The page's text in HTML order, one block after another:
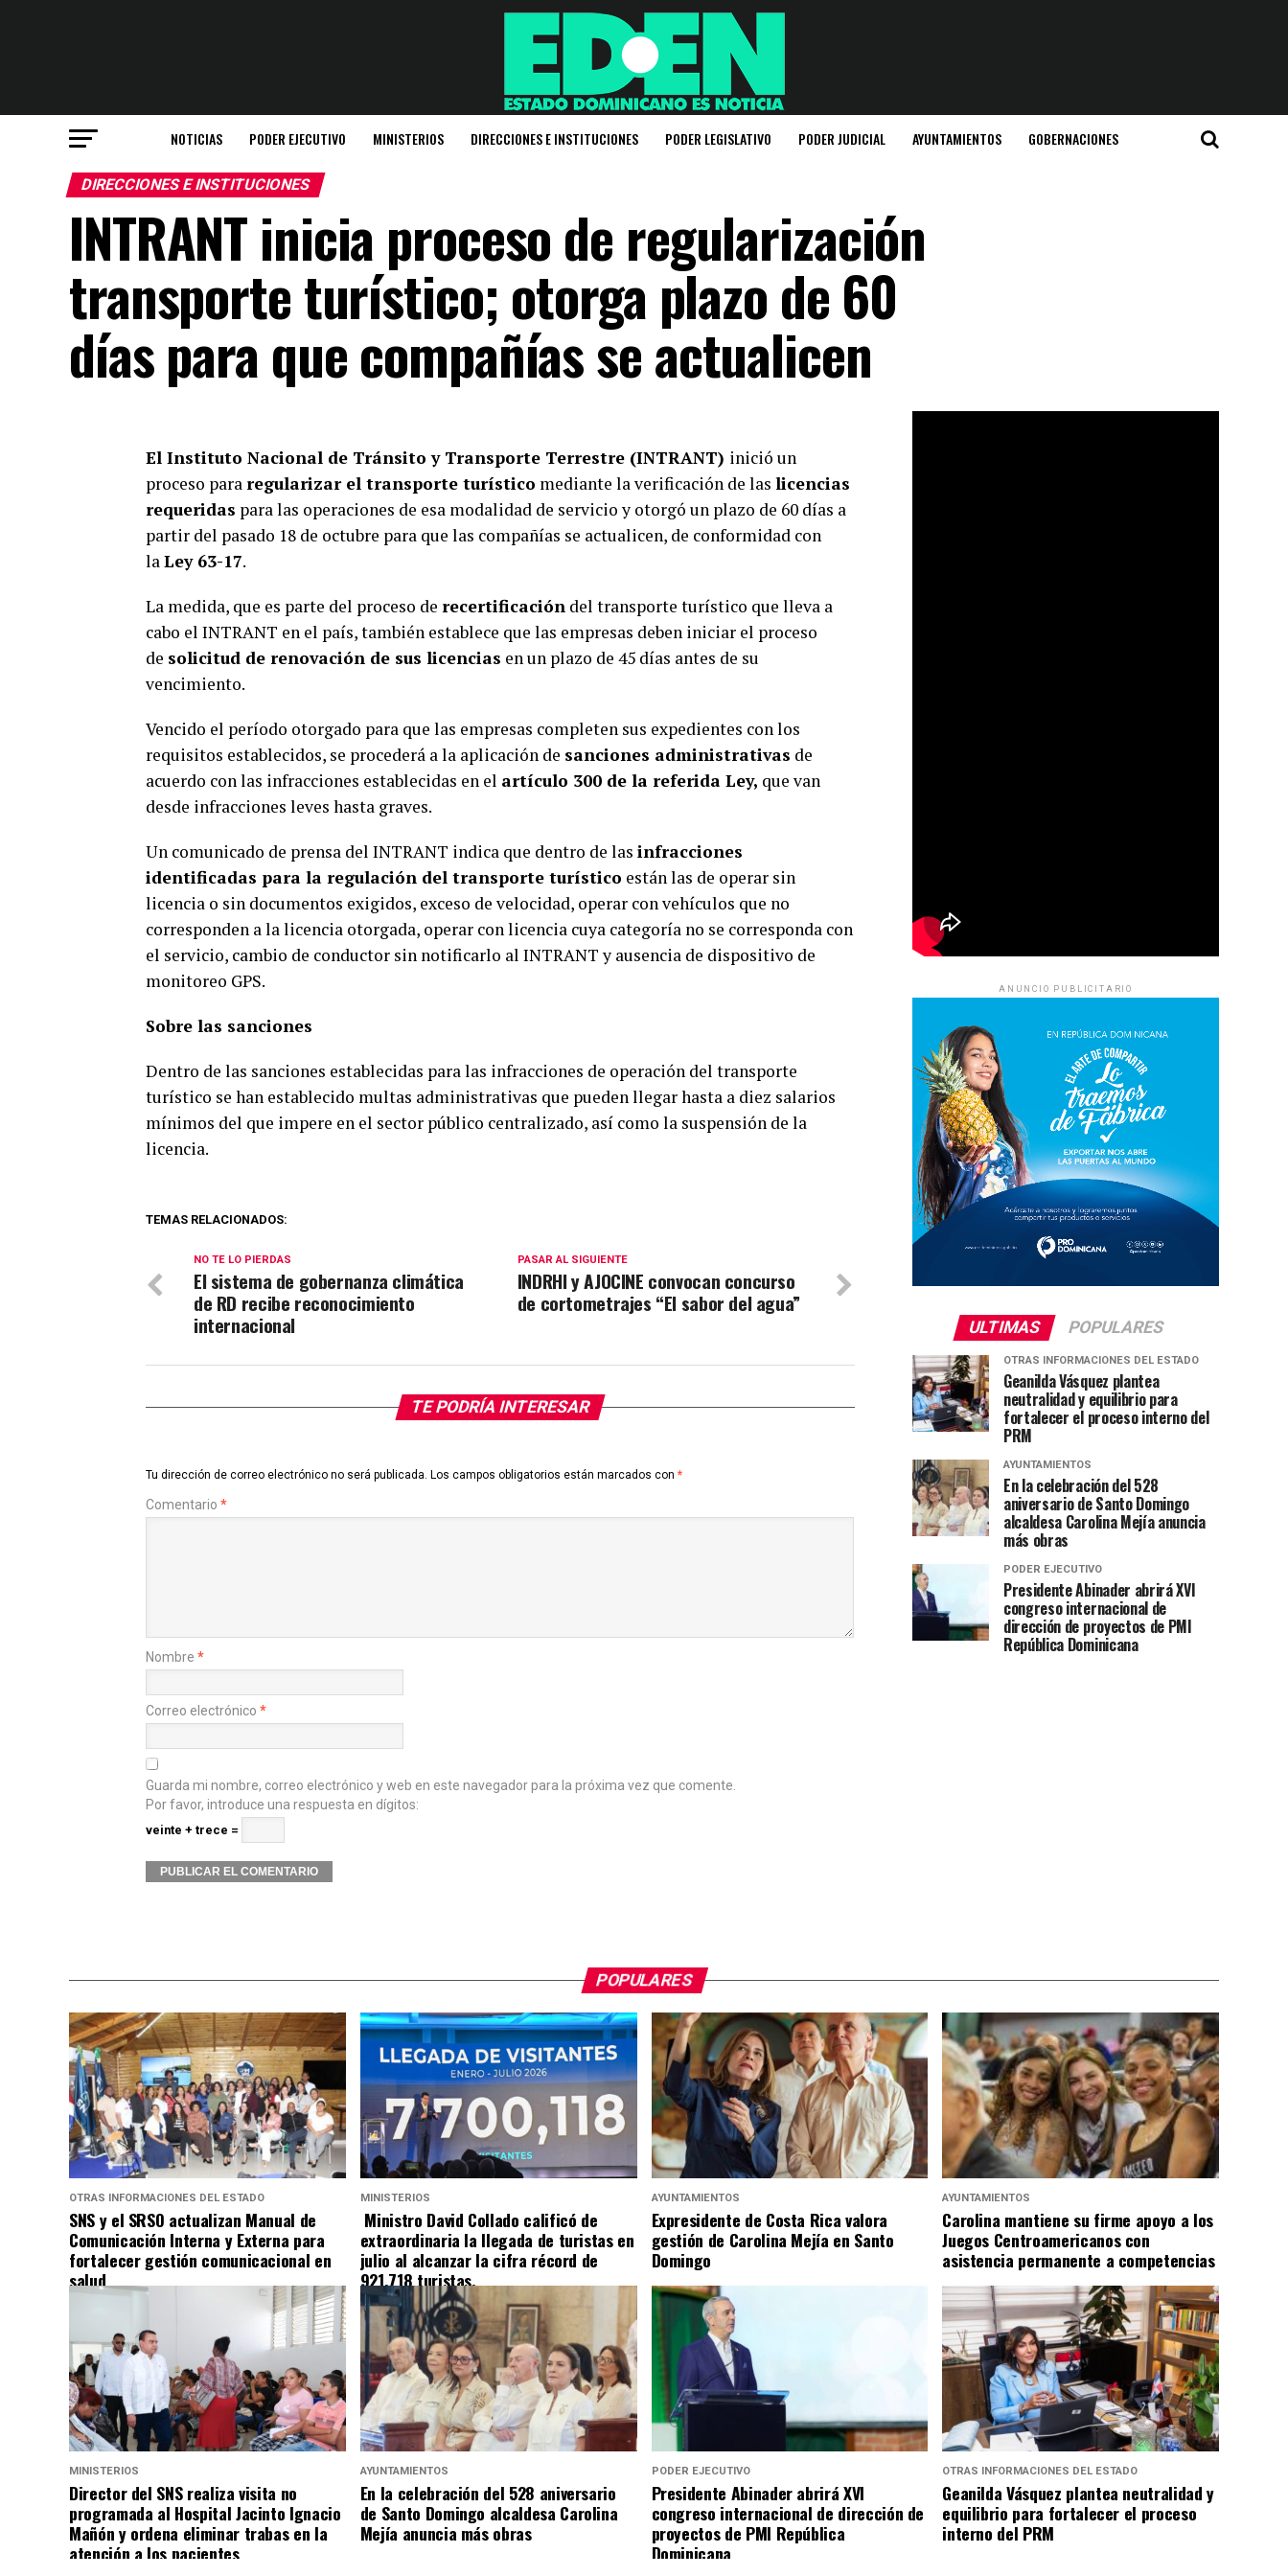
NOTICIAS PODER EJECUTIVO MINISTERIOS DIRECCIONES E INSTITUCIONES PODER LEGISLATIVO PODER JUDICIAL AYUNTAMIENTOS GOBERNACIONES
DIRECCIONES E INSTITUCIONES
INTRANT inicia proceso de regularización
transporte turístico; otorga plazo de 60
días para que compañías se actualicen
El Instituto Nacional de Tránsito y Transporte Terrestre (INTRANT) inició un
proceso pararegularizar el transporte turístico mediante la verificación de las licencias
requeridas para las operaciones de esa modalidad de servicio y otorgó un plazo de 60 días a
partir del pasado 18 de octubre para que las compañías se actualicen, de conformidad con
laLey 63-17.
La medida, que es parte del proceso de recertificación del transporte turístico que lleva a
cabo el INTRANT en el país, también establece que las empresas deben iniciar el proceso
de solicitud de renovación de sus licencias en un plazo de 45 días antes de su
vencimiento.
Vencido el período otorgado para que las empresas completen sus expedientes con los
requisitos establecidos, se procederá a la aplicación de sanciones administrativas de
acuerdo con las infracciones establecidas en el artículo 300 de la referida Ley, que van
desde infracciones leves hasta graves.
Un comunicado de prensa del INTRANT indica que dentro de las infracciones
identificadas para la regulación del transporte turístico están las de operar sin
licencia o sin documentos exigidos, exceso de velocidad, operar con vehículos que no
corresponden a la licencia otorgada, operar con licencia cuya categoría no se corresponda con
el servicio, cambio de conductor sin notificarlo al INTRANT y ausencia de dispositivo de
monitoreo GPS.
Sobre las sanciones
Dentro de las sanciones establecidas para las infracciones de operación del transporte
turístico se han establecido multas administrativas que pueden llegar hasta a diez salarios
mínimos del que impere en el sector público centralizado, así como la suspensión de la
licencia.
TEMAS RELACIONADOS:
PASAR AL SIGUIENTE
INDRHI y AJOCINE convocan concurso
de cortometrajes “El sabor del agua”
NO TE LO PIERDAS
El sistema de gobernanza climática
de RD recibe reconocimiento
internacional
TE PODRÍA INTERESAR
Tu dirección de correo electrónico no será publicada. Los campos obligatorios están marcados con *
Comentario *
Nombre *
Correo electrónico *
Guarda mi nombre, correo electrónico y web en este navegador para la próxima vez que comente.
Por favor, introduce una respuesta en dígitos:
veinte + trece =
ANUNCIO PUBLICITARIO
ULTIMAS POPULARES
OTRAS INFORMACIONES DEL ESTADO
Geanilda Vásquez plantea
neutralidad y equilibrio para
fortalecer el proceso interno del
PRM
AYUNTAMIENTOS
En la celebración del 528
aniversario de Santo Domingo
alcaldesa Carolina Mejía anuncia
más obras
PODER EJECUTIVO
Presidente Abinader abrirá XVI
congreso internacional de
dirección de proyectos de PMI
República Dominicana
POPULARES
OTRAS INFORMACIONES DEL ESTADO
SNS y el SRSO actualizan Manual de
Comunicación Interna y Externa para
fortalecer gestión comunicacional en
salud
MINISTERIOS
Ministro David Collado calificó de
extraordinaria la llegada de turistas en
julio al alcanzar la cifra récord de
921,718 turistas.
AYUNTAMIENTOS
Expresidente de Costa Rica valora
gestión de Carolina Mejía en Santo
Domingo
AYUNTAMIENTOS
Carolina mantiene su firme apoyo a los
Juegos Centroamericanos con
asistencia permanente a competencias
MINISTERIOS
Director del SNS realiza visita no
programada al Hospital Jacinto Ignacio
Mañón y ordena eliminar trabas en la
atención a los pacientes
AYUNTAMIENTOS
En la celebración del 528 aniversario
de Santo Domingo alcaldesa Carolina
Mejía anuncia más obras
PODER EJECUTIVO
Presidente Abinader abrirá XVI
congreso internacional de dirección de
proyectos de PMI República
Dominicana
OTRAS INFORMACIONES DEL ESTADO
Geanilda Vásquez plantea neutralidad y
equilibrio para fortalecer el proceso
interno del PRM